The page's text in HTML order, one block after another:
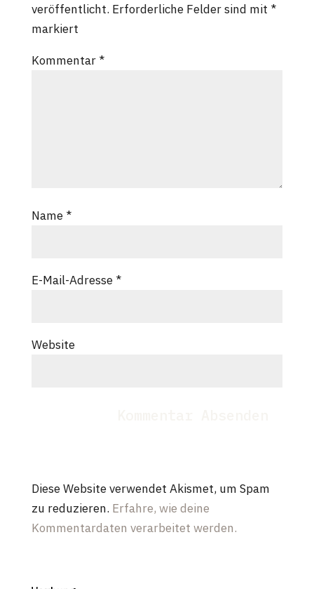
veröffentlicht. Erforderliche Felder sind mit *
markiert
Kommentar *
Name *
E-Mail-Adresse *
Website
Diese Website verwendet Akismet, um Spam
zu reduzieren. Erfahre, wie deine
Kommentardaten verarbeitet werden.